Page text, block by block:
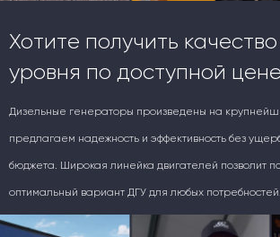
Хотите получить
уровня по доступной
Дизельные генераторы произведены на
предлагаем надежность и эффективность без
бюджета. Широкая линейка двигателей позволит
оптимальный вариант ДГУ для любых потребностей.